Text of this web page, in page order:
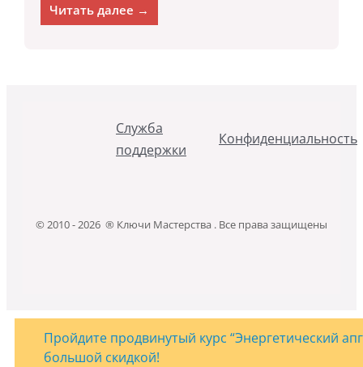
Читать далее →
Служба
поддержки
Конфиденциальность
© 2010 - 2026 ® Ключи Мастерства . Все права защищены
Пройдите продвинутый курс “Энергетический
большой скидкой!